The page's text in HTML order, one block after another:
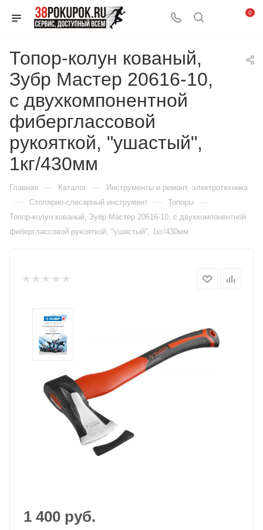
0
Топор-колун кованый,
Зубр Мастер 20616-10,
с двухкомпонентной
фиберглассовой
рукояткой, "ушастый",
1кг/430мм
Главная — Каталог — Инструменты и ремонт, электротехника
— Столярно-слесарный инструмент — Топоры —
Топор-колун кованый, Зубр Мастер 20616-10, с двухкомпонентной
фиберглассовой рукояткой, "ушастый", 1кг/430мм
1 400 руб.